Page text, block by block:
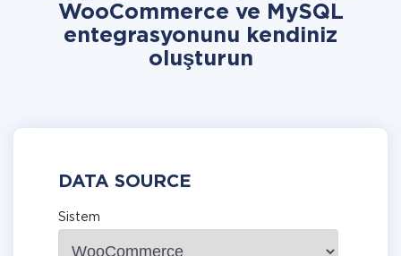
WooCommerce ve MySQL
entegrasyonunu kendiniz
oluşturun
DATA SOURCE
Sistem